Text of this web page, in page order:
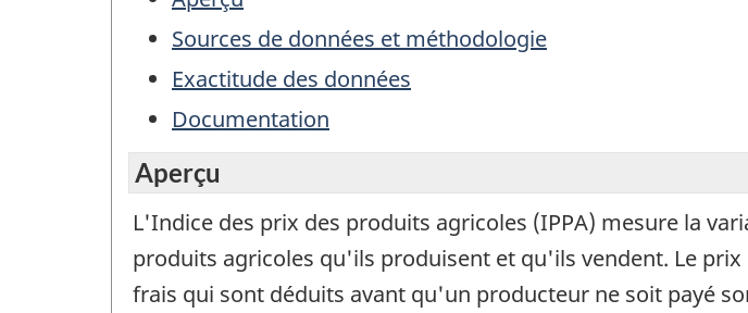
Sources de données et méthodologie
Exactitude des données
Documentation
Aperçu
L'Indice des prix des produits agricoles (IPPA) mesure la
produits agricoles qu'ils produisent et qu'ils vendent. Le
frais qui sont déduits avant qu'un producteur ne soit payé